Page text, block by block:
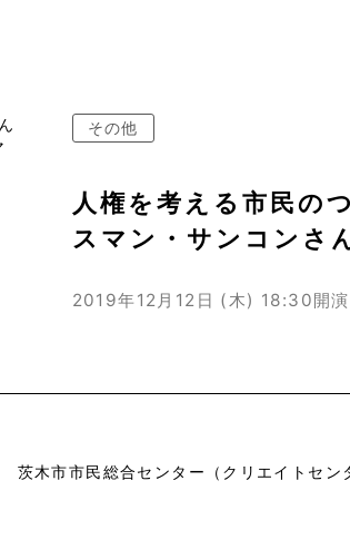
その他
人権を考える市民の
スマン・サンコンさ
2019年12月12日 (木) 18:30開演
茨木市市民総合センター（クリエイトセン